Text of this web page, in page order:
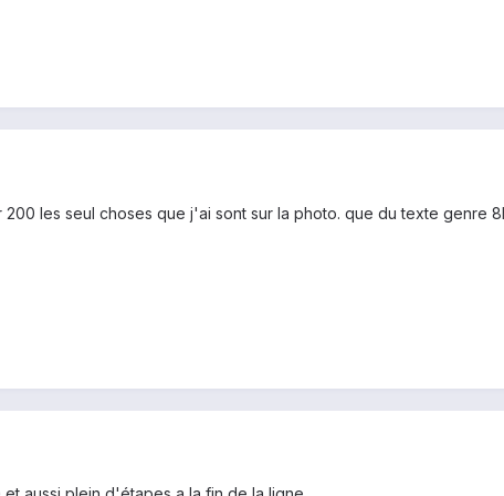
les seul choses que j'ai sont sur la photo. que du texte genre